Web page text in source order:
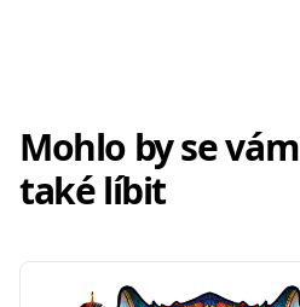
Mohlo by se vám
také líbit